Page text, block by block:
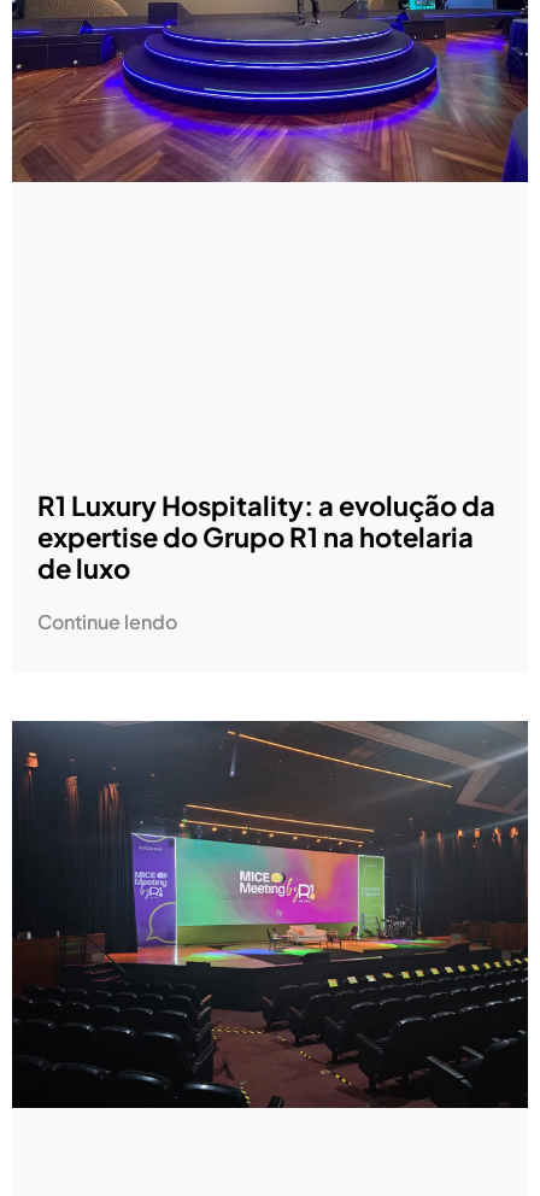
R1 Luxury Hospitality: a evolução da
expertise do Grupo R1 na hotelaria
de luxo
Continue lendo